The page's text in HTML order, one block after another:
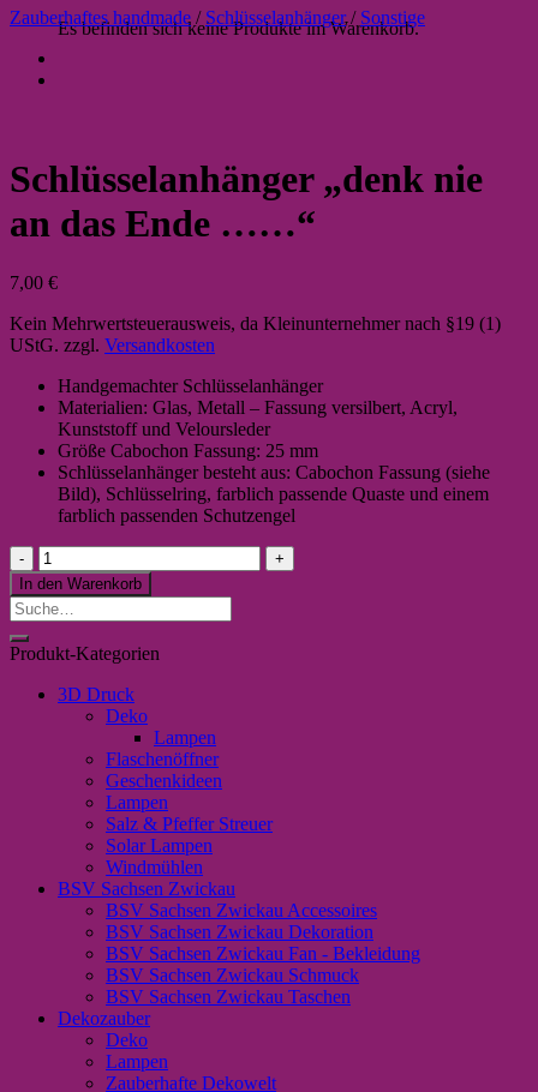
Es befinden sich keine Produkte im Warenkorb.
Zauberhaftes handmade / Schlüsselanhänger / Sonstige
Schlüsselanhänger „denk nie
an das Ende ……“
7,00 €
Kein Mehrwertsteuerausweis, da Kleinunternehmer nach §19 (1)
UStG. zzgl. Versandkosten
Handgemachter Schlüsselanhänger
Materialien: Glas, Metall – Fassung versilbert, Acryl,
Kunststoff und Veloursleder
Größe Cabochon Fassung: 25 mm
Schlüsselanhänger besteht aus: Cabochon Fassung (siehe
Bild), Schlüsselring, farblich passende Quaste und einem
farblich passenden Schutzengel
Schlüsselanhänger
"denk
nie
an
Ende
……"
Menge
In den Warenkorb
Suche
nach:
Produkt-Kategorien
3D Druck
Deko
Lampen
Flaschenöffner
Geschenkideen
Lampen
Salz & Pfeffer Streuer
Solar Lampen
Windmühlen
BSV Sachsen Zwickau
BSV Sachsen Zwickau Accessoires
BSV Sachsen Zwickau Dekoration
BSV Sachsen Zwickau Fan - Bekleidung
BSV Sachsen Zwickau Schmuck
BSV Sachsen Zwickau Taschen
Dekozauber
Deko
Lampen
Zauberhafte Dekowelt